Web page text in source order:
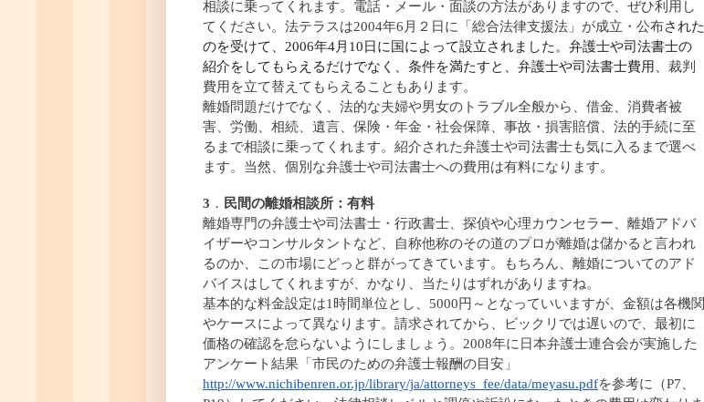
相談に乗ってくれます。電話・メール・面談の方法がありますので、ぜひ利用し
てください。法テラスは2004年6月２日に「総合法律支援法」が成立・公布された
のを受けて、2006年4月10日に国によって設立されました。弁護士や司法書士の
紹介をしてもらえるだけでなく、条件を満たすと、弁護士や司法書士費用、 裁判
費用を立て替えてもらえることもあります。
離婚問題だけでなく、法的な夫婦や男女のトラブル全般から、借金、消費者被
害、労働、相続、遺言、保険・年金・社会保障、事故・損害賠償、法的手続に至
るまで相談に乗ってくれます。紹介された弁護士や司法書士も気に入るまで選べ
ます。当然、個別な弁護士や司法書士への費用は有料になります。
3 ． 民間の離婚相談所：有料
離婚専門の弁護士や司法書士・行政書士、探偵や心理カウンセラー、離婚アドバ
イザーやコンサルタントなど、自称他称のその道のプロが離婚は儲かると言われ
るのか、この市場にどっと群がってきています。もちろん、離婚についてのアド
バイスはしてくれますが、かなり、当たりはずれがありますね。
基本的な料金設定は1時間単位とし、5000円～となっていいますが、金額は各機関
やケースによって異なります。請求されてから、ビックリでは遅いので、最初に
価格の確認を怠らないようにしましょう。2008年に日本弁護士連合会が実施した
アンケート結果「市民のための弁護士報酬の目安」
http://www.nichibenren.or.jp/library/ja/attorneys_fee/data/meyasu.pdfを参考に（P7、